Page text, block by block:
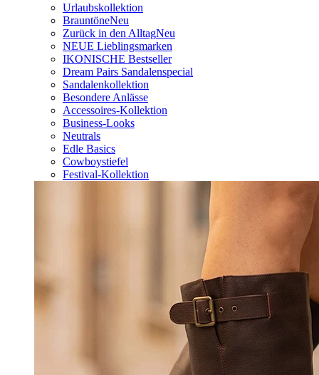
Urlaubskollektion
BrauntöneNeu
Zurück in den AlltagNeu
NEUE Lieblingsmarken
IKONISCHE Bestseller
Dream Pairs Sandalenspecial
Sandalenkollektion
Besondere Anlässe
Accessoires-Kollektion
Business-Looks
Neutrals
Edle Basics
Cowboystiefel
Festival-Kollektion